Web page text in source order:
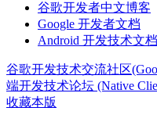
谷歌开发者中文博客
Google 开发者文档
Android 开发技术文档
谷歌开发技术交流社区
端开发技术论坛 (Native
收藏本版